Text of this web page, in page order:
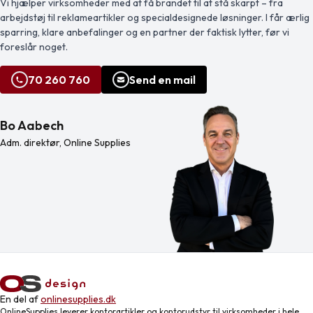
Kompatibel med Windows og Mac
operativsystemer. Leveres i […]
Type-C-udgang op til 3A-strøm.
arbejdstøj til reklameartikler og specialdesignede løsninger. I får ærlig
sparring, klare anbefalinger og en partner der faktisk lytter, før vi
foreslår noget.
70 260 760 Send en mail
Bo Aabech
Adm. direktør, Online Supplies
En del afonlinesupplies.dk